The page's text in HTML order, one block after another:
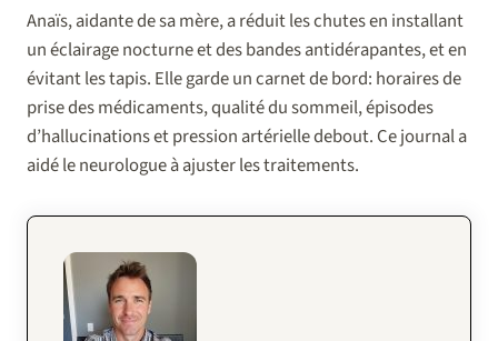
Anaïs, aidante de sa mère, a réduit les chutes en installant
un éclairage nocturne et des bandes antidérapantes, et en
évitant les tapis. Elle garde un carnet de bord: horaires de
prise des médicaments, qualité du sommeil, épisodes
d’hallucinations et pression artérielle debout. Ce journal a
aidé le neurologue à ajuster les traitements.